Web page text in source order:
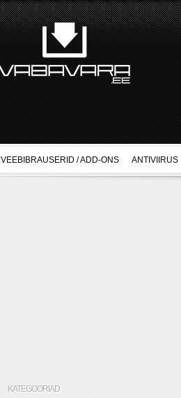
VEEBIBRAUSERID / ADD-ONS ANTIVIIRUS
KATEGOORIAD